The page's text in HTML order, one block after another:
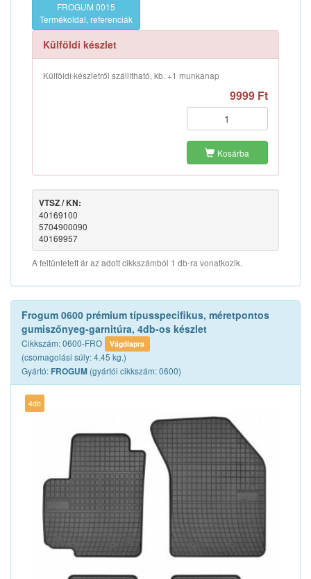
FROGUM 0015
Termékoldal, referenciák
Külföldi készlet
Külföldi készletről szállítható, kb. +1 munkanap
9999 Ft
Kosárba
VTSZ / KN:
40169100
5704900090
40169957
A feltüntetett ár az adott cikkszámból 1 db-ra vonatkozik.
Frogum 0600 prémium típusspecifikus, méretpontos
gumiszőnyeg-garnitúra, 4db-os készlet
Cikkszám: 0600-FRO Vágólapra
(csomagolási súly: 4.45 kg.)
Gyártó: FROGUM (gyártói cikkszám: 0600)
4db